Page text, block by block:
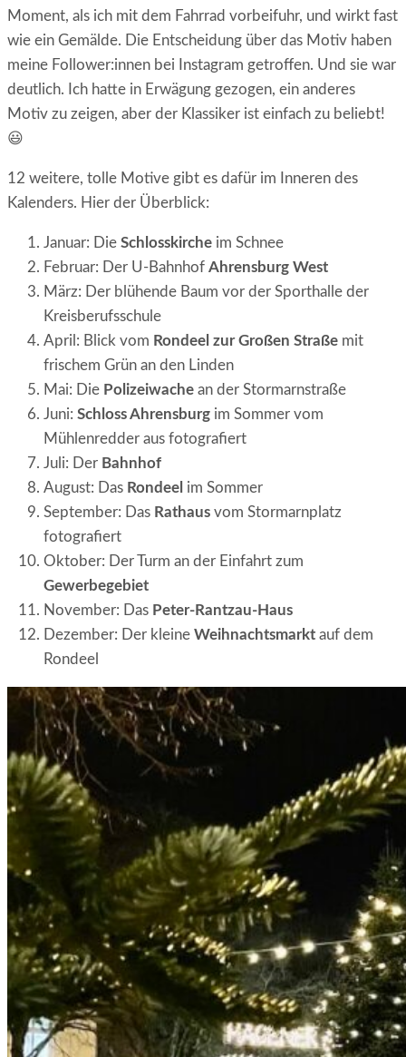
Moment, als ich mit dem Fahrrad vorbeifuhr, und wirkt fast
wie ein Gemälde. Die Entscheidung über das Motiv haben
meine Follower:innen bei Instagram getroffen. Und sie war
deutlich. Ich hatte in Erwägung gezogen, ein anderes
Motiv zu zeigen, aber der Klassiker ist einfach zu beliebt!
😃
12 weitere, tolle Motive gibt es dafür im Inneren des
Kalenders. Hier der Überblick:
Januar: Die Schlosskirche im Schnee
Februar: Der U-Bahnhof Ahrensburg West
März: Der blühende Baum vor der Sporthalle der
Kreisberufsschule
April: Blick vom Rondeel zur Großen Straße mit
frischem Grün an den Linden
Mai: Die Polizeiwache an der Stormarnstraße
Juni: Schloss Ahrensburg im Sommer vom
Mühlenredder aus fotografiert
Juli: Der Bahnhof
August: Das Rondeel im Sommer
September: Das Rathaus vom Stormarnplatz
fotografiert
Oktober: Der Turm an der Einfahrt zum
Gewerbegebiet
November: Das Peter-Rantzau-Haus
Dezember: Der kleine Weihnachtsmarkt auf dem
Rondeel